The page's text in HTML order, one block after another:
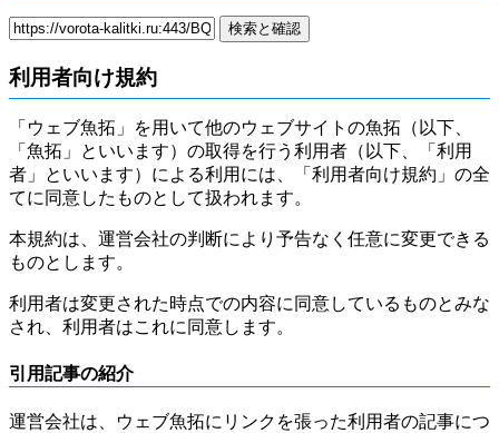
利用者向け規約
「ウェブ魚拓」を用いて他のウェブサイトの魚拓（以下、
「魚拓」といいます）の取得を行う利用者（以下、「利用
者」といいます）による利用には、「利用者向け規約」の全
てに同意したものとして扱われます。
本規約は、運営会社の判断により予告なく任意に変更できる
ものとします。
利用者は変更された時点での内容に同意しているものとみな
され、利用者はこれに同意します。
引用記事の紹介
運営会社は、ウェブ魚拓にリンクを張った利用者の記事につ